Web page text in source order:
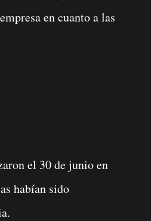
en cuanto a las
el 30 de junio en
habían sido